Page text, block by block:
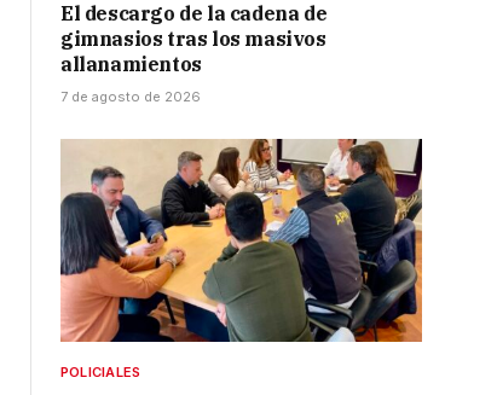
El descargo de la cadena de
gimnasios tras los masivos
allanamientos
7 de agosto de 2026
POLICIALES